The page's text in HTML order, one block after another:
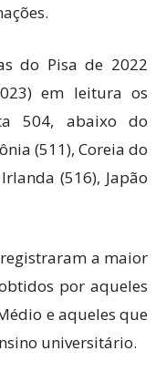
do Pisa de 2022
em leitura os
504, abaixo do
(511), Coreia do
(516), Japão
a maior
por aqueles
e aqueles que
universitário.